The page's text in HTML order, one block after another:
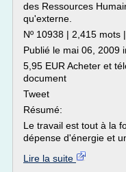
des Ressources
qu'externe.
Nº 10938 | 2,415 mots
Publié le mai 06, 2009
5,95 EUR Acheter et
document
Tweet
Résumé:
Le travail est tout à la
dépense d'énergie et
Lire la suite